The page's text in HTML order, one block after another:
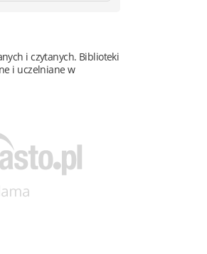
i czytanych. Biblioteki
i uczelniane w